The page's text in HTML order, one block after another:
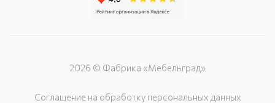
2026 © Фабрика «Мебельград»
Соглашение на обработку персональных данных